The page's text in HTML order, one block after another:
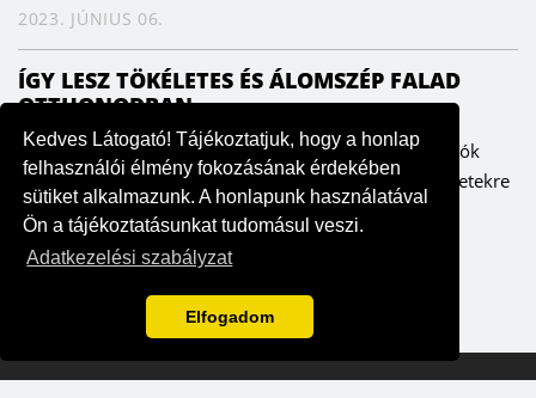
Kedves Látogató! Tájékoztatjuk, hogy a honlap
felhasználói élmény fokozásának érdekében
sütiket alkalmazunk. A honlapunk használatával
Ön a tájékoztatásunkat tudomásul veszi.
Adatkezelési szabályzat
Elfogadom
2023. JÚNIUS 06.
ÍGY LESZ TÖKÉLETES ÉS ÁLOMSZÉP FALAD
OTTHONODBAN
A falak meghatározzák az enteriőrt, ezáltal pedig a lakók
hangulatát is. Fontos ezért, hogy odafigyeljünk a részletekre
– szerencsére költség- és időhatékonyan is ki lehet...